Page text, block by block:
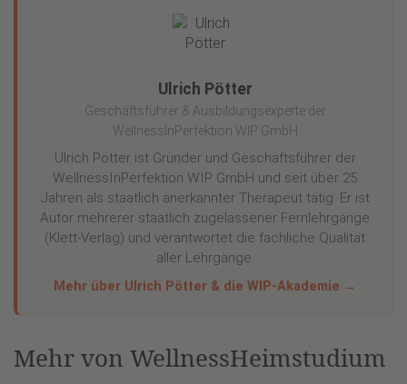
Ulrich Pötter
Geschäftsführer & Ausbildungsexperte der
WellnessInPerfektion WIP GmbH
Ulrich Pötter ist Gründer und Geschäftsführer der
WellnessInPerfektion WIP GmbH und seit über 25
Jahren als staatlich anerkannter Therapeut tätig. Er ist
Autor mehrerer staatlich zugelassener Fernlehrgänge
(Klett-Verlag) und verantwortet die fachliche Qualität
aller Lehrgänge.
Mehr über Ulrich Pötter & die WIP-Akademie →
Mehr von WellnessHeimstudium